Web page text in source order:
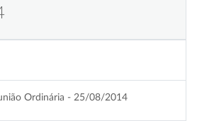
Ordinária - 25/08/2014